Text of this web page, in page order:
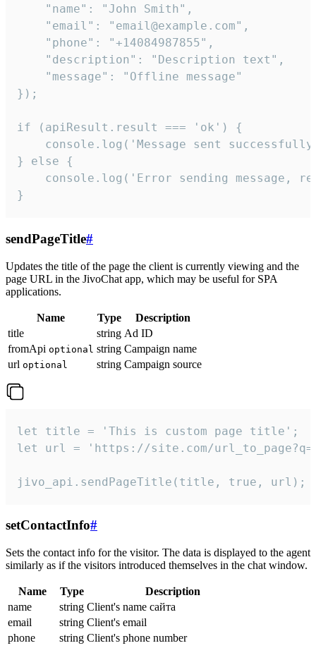
    "name": "John Smith",
    "email": "email@example.com",
    "phone": "+14084987855",
    "description": "Description text",
    "message": "Offline message"
});
if (apiResult.result === 'ok') {
console.log('Message sent
} else {
console.log('Error sending message,
}
sendPageTitle#
Updates the title of the page the client is currently viewing and the
page URL in the JivoChat app, which may be useful for SPA
applications.
Name Type
Description
title
string Ad ID
fromApi optional string Campaign name
url optional string Campaign source
let title = 'This is custom page title';
let url = 'https://site.com/
jivo_api.sendPageTitle(title, true, url);
setContactInfo#
Sets the contact info for the visitor. The data is displayed to the agent
similarly as if the visitors introduced themselves in the chat window.
Name Type
Description
name
string Client's name сайта
email
string Client's email
phone
string Client's phone number